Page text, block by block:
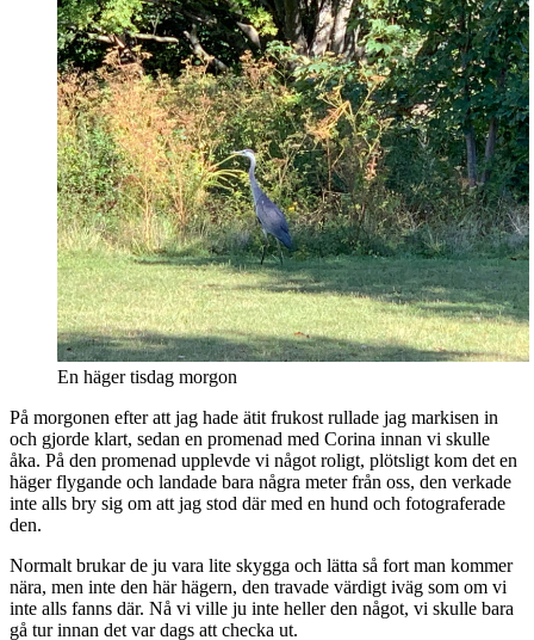
En häger tisdag morgon
På morgonen efter att jag hade ätit frukost rullade jag markisen in
och gjorde klart, sedan en promenad med Corina innan vi skulle
åka. På den promenad upplevde vi något roligt, plötsligt kom det en
häger flygande och landade bara några meter från oss, den verkade
inte alls bry sig om att jag stod där med en hund och fotograferade
den.
Normalt brukar de ju vara lite skygga och lätta så fort man kommer
nära, men inte den här hägern, den travade värdigt iväg som om vi
inte alls fanns där. Nå vi ville ju inte heller den något, vi skulle bara
gå tur innan det var dags att checka ut.